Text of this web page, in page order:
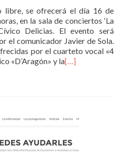
libre, se ofrecerá el día 16 de
en la sala de conciertos ‘La
Delicias. El evento será
el comunicador Javier de Sola.
por el cuarteto vocal «4
«D’Aragón» y la[…]